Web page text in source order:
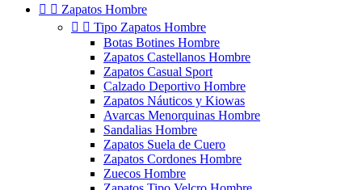
  Zapatos Hombre
  Tipo Zapatos Hombre
Botas Botines Hombre
Zapatos Castellanos Hombre
Zapatos Casual Sport
Calzado Deportivo Hombre
Zapatos Náuticos y Kiowas
Avarcas Menorquinas Hombre
Sandalias Hombre
Zapatos Suela de Cuero
Zapatos Cordones Hombre
Zuecos Hombre